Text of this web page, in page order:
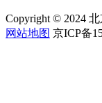
Copyright © 2024
网站地图 京ICP备